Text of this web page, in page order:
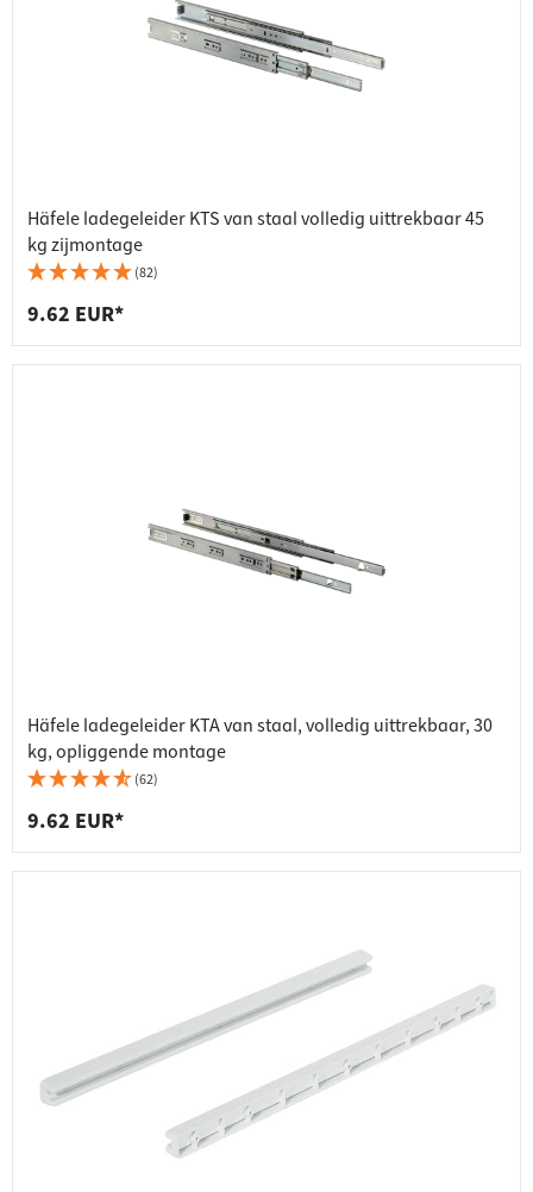
Häfele ladegeleider KTS van staal volledig uittrekbaar 45
kg zijmontage
(82)
9.62 EUR*
Häfele ladegeleider KTA van staal, volledig uittrekbaar, 30
kg, opliggende montage
(62)
9.62 EUR*